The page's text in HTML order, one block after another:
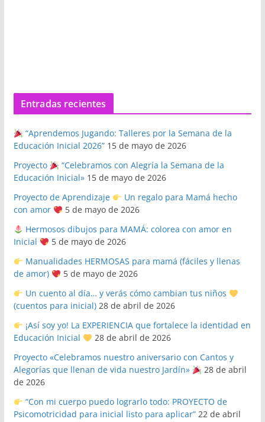
Entradas recientes
“Aprendemos Jugando: Talleres por la Semana de la
Educación Inicial 2026” 15 de mayo de 2026
Proyecto
“Celebramos con Alegría la Semana de la
Educación Inicial» 15 de mayo de 2026
Proyecto de Aprendizaje
Un regalo para Mamá hecho
con amor
5 de mayo de 2026
Hermosos dibujos para MAMÁ: colorea con amor en
Inicial
5 de mayo de 2026
Manualidades HERMOSAS para mamá (fáciles y llenas
de amor)
5 de mayo de 2026
Un cuento al día… y verás cómo cambian tus niños
(cuentos para inicial) 28 de abril de 2026
¡Así soy yo! La EXPERIENCIA que fortalece la identidad en
Educación Inicial
28 de abril de 2026
Proyecto «Celebramos nuestro aniversario con Cantos y
Alegorías que llenan de vida nuestro Jardín»
28 de abril
de 2026
“Con mi cuerpo puedo lograrlo todo: PROYECTO de
Psicomotricidad para inicial listo para aplicar” 22 de abril